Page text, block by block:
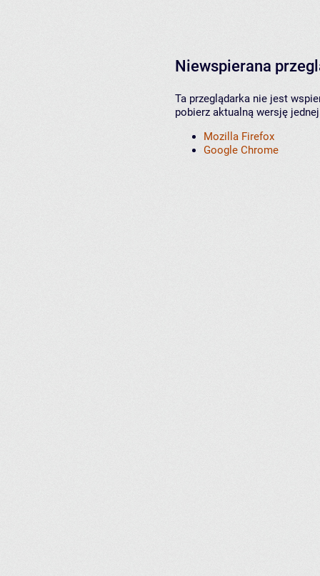
Niewspierana
Ta przeglądarka nie jest
pobierz aktualną wersję
Mozilla Firefox
Google Chrome